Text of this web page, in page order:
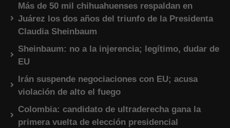
Más de 50 mil chihuahuenses respaldan en
Juárez los dos años del triunfo de la Presidenta
Claudia Sheinbaum
Sheinbaum: no a la injerencia; legítimo, dudar de
EU
Irán suspende negociaciones con EU; acusa
violación de alto el fuego
Colombia: candidato de ultraderecha gana la
primera vuelta de elección presidencial